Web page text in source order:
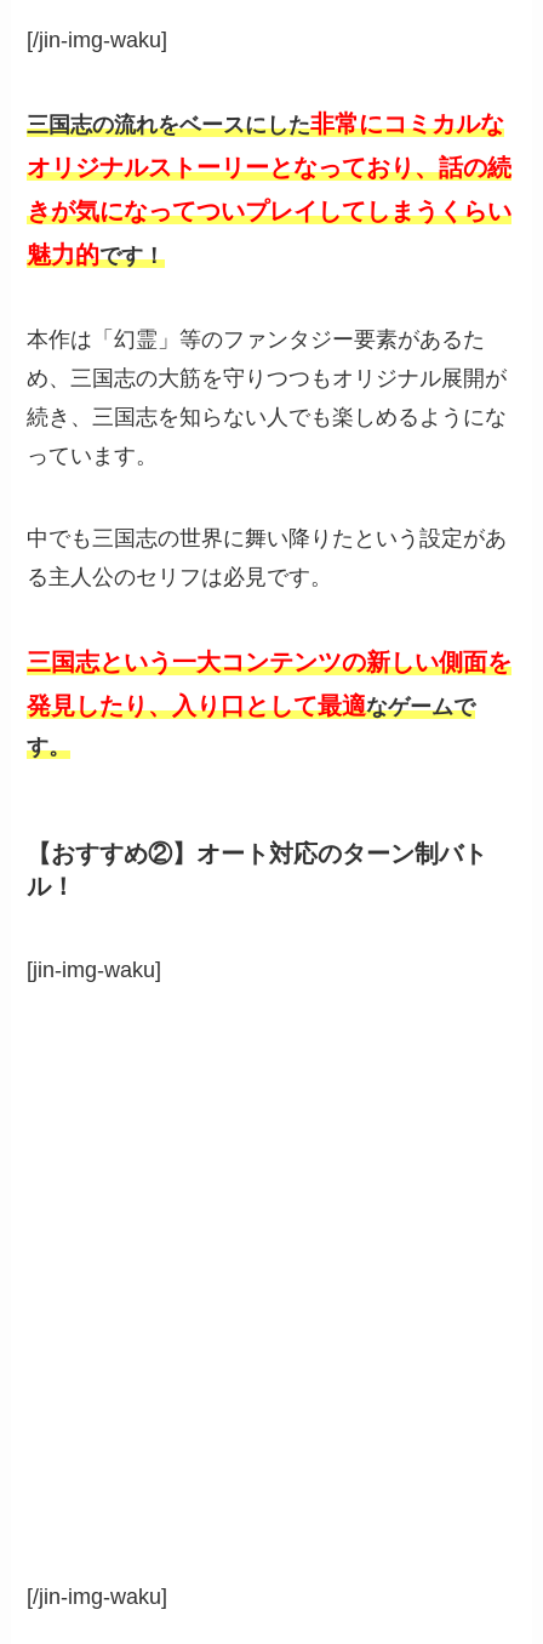
[/jin-img-waku]
三国志の流れをベースにした非常にコミカルな
オリジナルストーリーとなっており、話の続
きが気になってついプレイしてしまうくらい
魅力的です！
本作は「幻霊」等のファンタジー要素があるた
め、三国志の大筋を守りつつもオリジナル展開が
続き、三国志を知らない人でも楽しめるようにな
っています。
中でも三国志の世界に舞い降りたという設定があ
る主人公のセリフは必見です。
三国志という一大コンテンツの新しい側面を
発見したり、入り口として最適なゲームで
す。
【おすすめ②】オート対応のターン制バト
ル！
[jin-img-waku]
[/jin-img-waku]